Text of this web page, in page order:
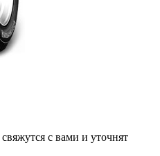
с вами и уточнят